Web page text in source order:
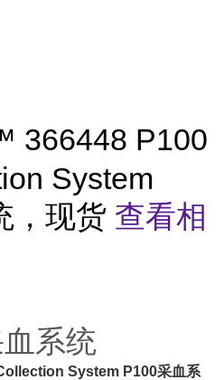
366448 P100
System
，现货 查看相
系统
System P100采血系